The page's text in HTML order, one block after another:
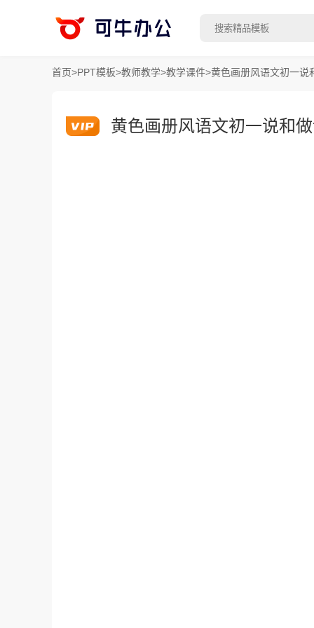
首页>PPT模板>教师教学>教学课件>黄色画册风语文初一说
黄色画册风语文初一说和